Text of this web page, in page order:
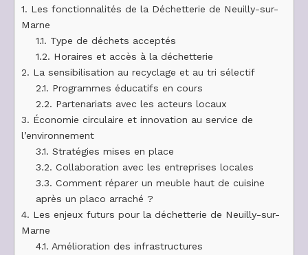
1. Les fonctionnalités de la Déchetterie de Neuilly-sur-
Marne
1.1. Type de déchets acceptés
1.2. Horaires et accès à la déchetterie
2. La sensibilisation au recyclage et au tri sélectif
2.1. Programmes éducatifs en cours
2.2. Partenariats avec les acteurs locaux
3. Économie circulaire et innovation au service de
l’environnement
3.1. Stratégies mises en place
3.2. Collaboration avec les entreprises locales
3.3. Comment réparer un meuble haut de cuisine
après un placo arraché ?
4. Les enjeux futurs pour la déchetterie de Neuilly-sur-
Marne
4.1. Amélioration des infrastructures